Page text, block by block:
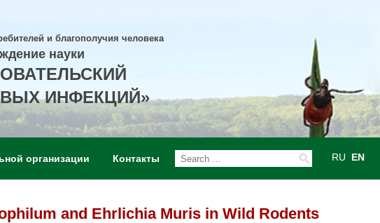
и благополучия человека
науки
ИНФЕКЦИЙ»
RU EN
организации Контакты
and Ehrlichia Muris in Wild Rodents